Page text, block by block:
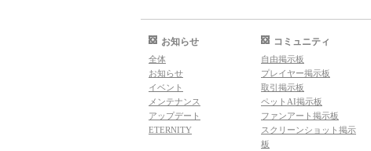
お知らせ
全体
お知らせ
イベント
メンテナンス
アップデート
ETERNITY
コミュニティ
自由掲示板
プレイヤー掲示板
取引掲示板
ペットAI掲示板
ファンアート掲示板
スクリーンショット掲示
板